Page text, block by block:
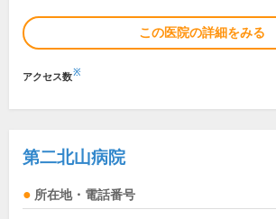
この医院の詳細をみる
アクセス数※
第二北山病院
所在地・電話番号